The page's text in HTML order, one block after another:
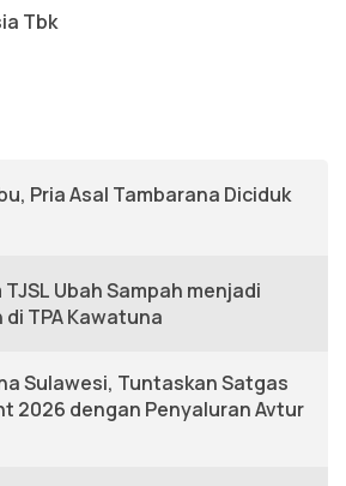
Tbk
Pria Asal Tambarana Diciduk
TJSL Ubah Sampah menjadi
di TPA Kawatuna
Sulawesi, Tuntaskan Satgas
2026 dengan Penyaluran Avtur